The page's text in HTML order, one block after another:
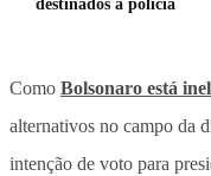
destinados à polícia
Como Bolsonaro está
alternativos no campo da
intenção de voto para